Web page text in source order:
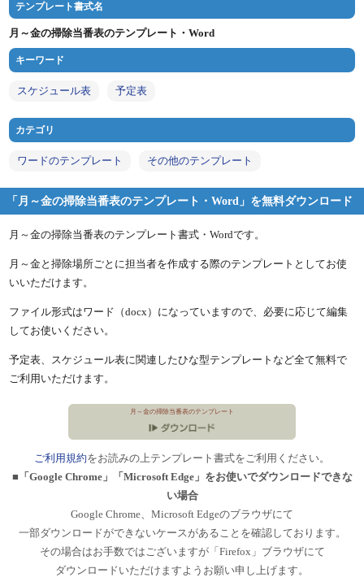
テンプレート書式名
月～金の掃除当番表のテンプレート・Word
キーワード
スケジュール表 予定表
カテゴリ
ワードのテンプレート その他のテンプレート
「月～金の掃除当番表のテンプレート・Word」を無料ダウンロード
月～金の掃除当番表のテンプレート書式・Wordです。
月～金と掃除場所ごとに担当者を作成する際のテンプレートとしてお使
いいただけます。
ファイル形式はワード（docx）になっていますので、必要に応じて編集
してお使いください。
予定表、スケジュール表に関連したひな型テンプレートなど全て無料で
ご利用いただけます。
月～金の掃除当番表のテンプレート
ご利用規約をお読みの上テンプレート書式をご利用ください。
■「Google Chrome」「Microsoft Edge」をお使いでダウンロードできな
い場合
Google Chrome、Microsoft Edgeのブラウザにて
一部ダウンロードができないケースがあることを確認しております。
その場合はお手数ではございますが「Firefox」ブラウザにて
ダウンロードいただけますようお願い申し上げます。